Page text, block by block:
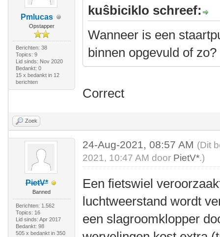
Pmlucas
Opstapper
Berichten: 38
Topics: 9
Lid sinds: Nov 2020
Bedankt: 0
15 x bedankt in 12
berichten
kuŝbiciklo schreef:
Wanneer is een
binnen opgevuld of zo?
Correct
Zoek
PietV*
Banned
Berichten: 1.562
Topics: 16
Lid sinds: Apr 2017
Bedankt: 98
505 x bedankt in 350
24-Aug-2021, 08:57 AM (Dit
2021, 10:47 AM door PietV*.)
Een fietswiel
luchtweerstand wordt
een slagroomklopper